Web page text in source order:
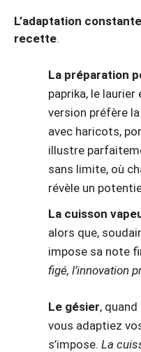
L’adaptation
recette.
La préparation
paprika, le
version préfère
avec haricots,
illustre
sans limite, où
révèle un
La cuisson
alors que,
impose sa note
figé, l’innovation
Le gésier,
vous adaptiez
s’impose. La